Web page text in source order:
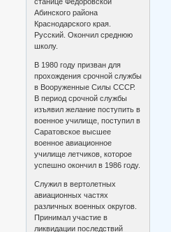
Абинского района
Краснодарского края.
Русский. Окончил среднюю
школу.
В 1980 году призван для
прохождения срочной службы
в Вооруженные Силы СССР.
В период срочной службы
изъявил желание поступить в
военное училище, поступил в
Саратовское высшее
военное авиационное
училище летчиков, которое
успешно окончил в 1986 году.
Служил в вертолетных
авиационных частях
различных военных округов.
Принимал участие в
ликвидации последствий